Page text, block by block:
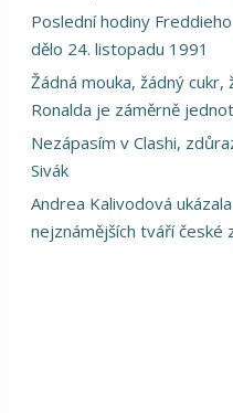
Poslední hodiny
dělo 24. listopadu 1991
Žádná mouka, žádný
Ronalda je záměrně
Nezápasím v Clashi,
Sivák
Andrea Kalivodová
nejznámějších tváří české